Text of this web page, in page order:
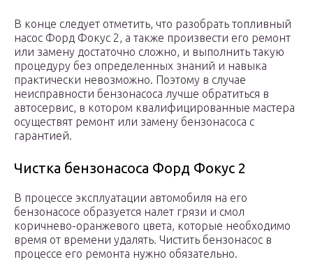
В конце следует отметить, что разобрать топливный
насос Форд Фокус 2, а также произвести его ремонт
или замену достаточно сложно, и выполнить такую
процедуру без определенных знаний и навыка
практически невозможно. Поэтому в случае
неисправности бензонасоса лучше обратиться в
автосервис, в котором квалифицированные мастера
осуществят ремонт или замену бензонасоса с
гарантией.
Чистка бензонасоса Форд Фокус 2
В процессе эксплуатации автомобиля на его
бензонасосе образуется налет грязи и смол
коричнево-оранжевого цвета, которые необходимо
время от времени удалять. Чистить бензонасос в
процессе его ремонта нужно обязательно.